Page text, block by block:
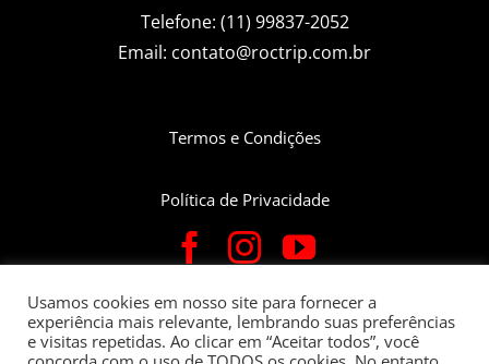
Telefone: (11) 99837-2052
Email: contato@roctrip.com.br
Termos e Condições
Política de Privacidade
Roctrip Carlos Eduardo da Fonseca Bettin – CNPJ:
22.781.563/0001-05 – Rua Verginio Belgine, 282 Apto 91 | Bairro
Usamos cookies em nosso site para fornecer a
experiência mais relevante, lembrando suas preferências
e visitas repetidas. Ao clicar em “Aceitar todos”, você